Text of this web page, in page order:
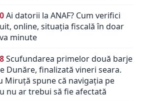
Ai datorii la ANAF? Cum verifici
online, situația fiscală în doar
minute
Scufundarea primelor două barje
Dunăre, finalizată vineri seara.
Miruță spune că navigația pe
nu ar trebui să fie afectată